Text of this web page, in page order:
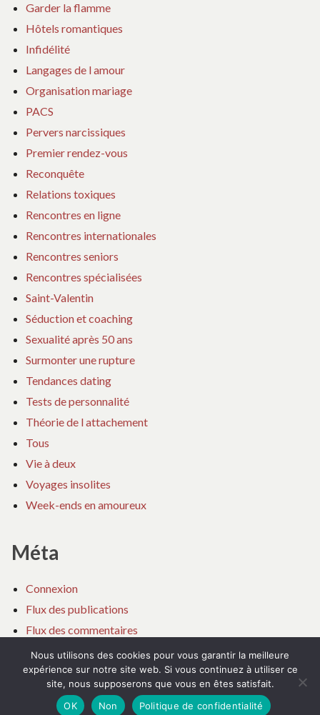
Garder la flamme
Hôtels romantiques
Infidélité
Langages de l amour
Organisation mariage
PACS
Pervers narcissiques
Premier rendez-vous
Reconquête
Relations toxiques
Rencontres en ligne
Rencontres internationales
Rencontres seniors
Rencontres spécialisées
Saint-Valentin
Séduction et coaching
Sexualité après 50 ans
Surmonter une rupture
Tendances dating
Tests de personnalité
Théorie de l attachement
Tous
Vie à deux
Voyages insolites
Week-ends en amoureux
Méta
Connexion
Flux des publications
Flux des commentaires
Site de WordPress-FR
Affinite le blog Fièrement propulsé par WordPress
Nous utilisons des cookies pour vous garantir la meilleure
expérience sur notre site web. Si vous continuez à utiliser ce
site, nous supposerons que vous en êtes satisfait.
OK
Non Politique de confidentialité